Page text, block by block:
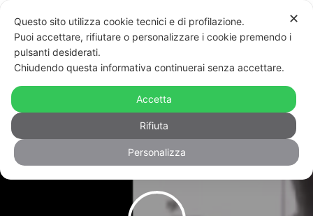
Londra: autista si filma mentre
molesta un ragazzo con i tacchi. Poi si
scusa: “Vorrei incontrarlo”
✕
Questo sito utilizza cookie tecnici e di profilazione.
Puoi accettare, rifiutare o personalizzare i cookie premendo i
pulsanti desiderati.
Chiudendo questa informativa continuerai senza accettare.
Accetta
Rifiuta
Personalizza